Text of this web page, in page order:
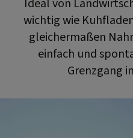
Ideal von
wichtig wie
gleichermaßen
einfach und
Grenzgang